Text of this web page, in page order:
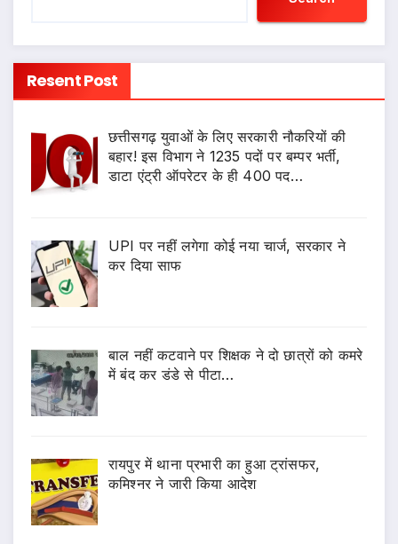
Resent Post
छत्तीसगढ़ युवाओं के लिए सरकारी नौकरियों की
बहार! इस विभाग ने 1235 पदों पर बम्पर भर्ती,
डाटा एंट्री ऑपरेटर के ही 400 पद…
UPI पर नहीं लगेगा कोई नया चार्ज, सरकार ने
कर दिया साफ
बाल नहीं कटवाने पर शिक्षक ने दो छात्रों को कमरे
में बंद कर डंडे से पीटा…
रायपुर में थाना प्रभारी का हुआ ट्रांसफर,
कमिश्नर ने जारी किया आदेश